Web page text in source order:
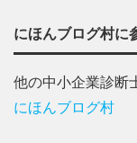
にほんブログ村に
他の中小企業診断
にほんブログ村